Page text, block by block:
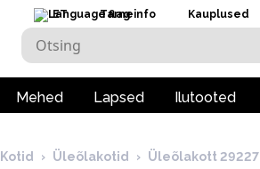
ET Tarneinfo Kauplused
Mehed Lapsed Ilutooted
Kotid › Üleõlakotid › Üleõlakott 29227